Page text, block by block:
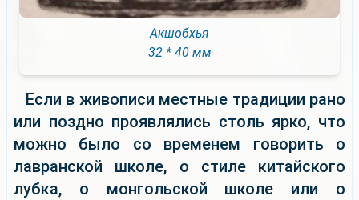
Акшобхья
32 * 40 мм
Если в живописи местные традиции рано
или поздно проявлялись столь ярко, что
можно было со временем говорить о
лавранской школе, о стиле китайского
лубка, о монгольской школе или о